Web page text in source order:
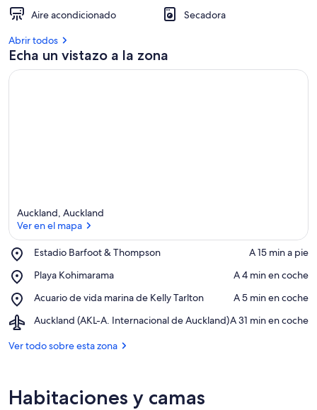
Aire acondicionado
Secadora
Abrir todos
Echa un vistazo a la zona
Auckland, Auckland
Ver en el mapa
Estadio Barfoot & Thompson
Place,
Barfoot
Thompson
‪A 15 min a pie‬
Playa Kohimarama
Place,
Kohimarama
‪A 4 min en coche‬
Acuario de vida marina de Kelly Tarlton
Place,
de
marina
‪A 5 min en coche‬
Auckland (AKL-A. Internacional de Auckland)
Airport,
(AKL-
Auckland)
‪A 31 min en coche‬
Ver todo sobre esta zona
Habitaciones y camas